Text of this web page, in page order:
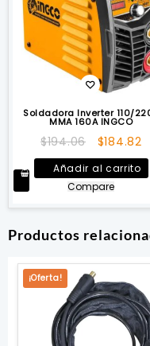
Soldadora Inverter 110/
MMA 160A INGCO
$194.06
El
precio
original
era:
$194.06.
$184.82El
Añadir al carrito
Compare
Productos
¡Oferta!